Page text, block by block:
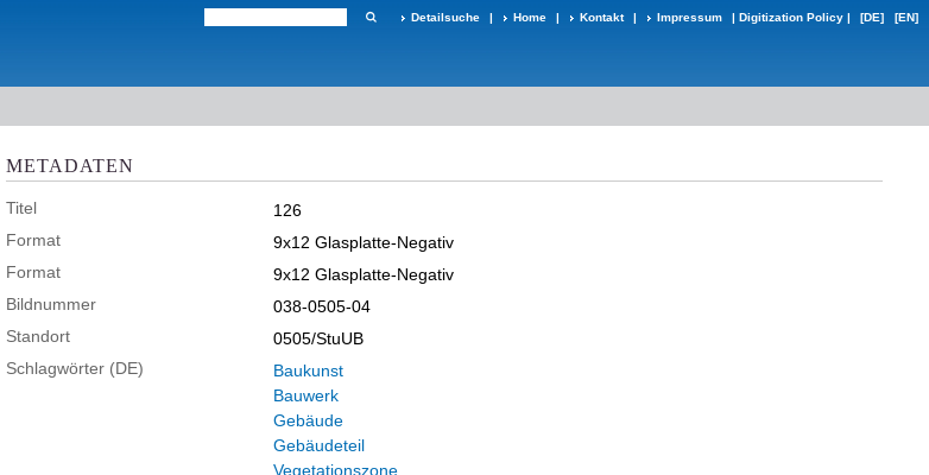
Detailsuche | Home | Kontakt | Impressum | Digitization Policy | [DE] [EN]
METADATEN
Titel
126
Format
9x12 Glasplatte-Negativ
Format
9x12 Glasplatte-Negativ
Bildnummer
038-0505-04
Standort
0505/StuUB
Schlagwörter (DE)
Baukunst
Bauwerk
Gebäude
Gebäudeteil
Vegetationszone